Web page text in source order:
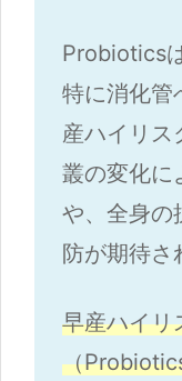
Probiotics
特に消化管
産ハイリス
叢の変化に
や、全身の
防が期待さ
早産ハイリ
（